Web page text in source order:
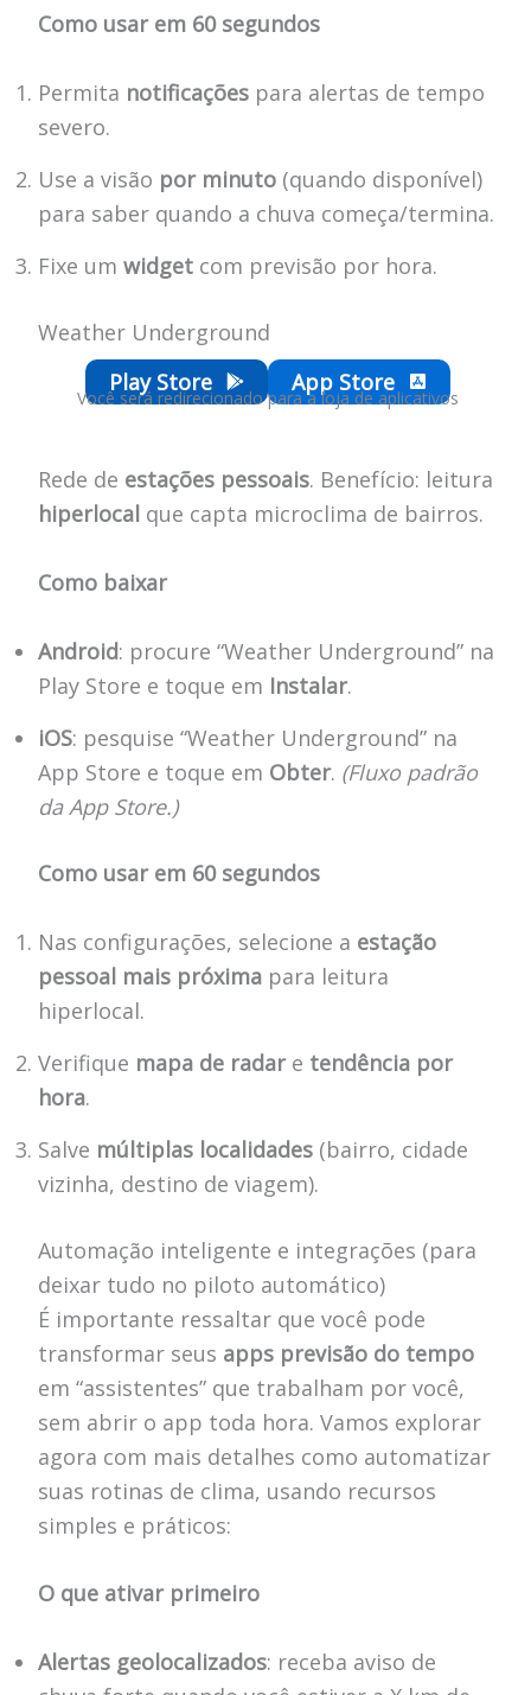
Como usar em 60 segundos
Permita notificaçõespara alertas de tempo
severo.
Use a visão por minuto(quando disponível)
para saber quando a chuva começa/termina.
Fixe um widgetcom previsão por hora.
Weather Underground
Play Store
App Store
Você será redirecionado para a loja de aplicativos
Rede de estações pessoais. Benefício: leitura
hiperlocalque capta microclima de bairros.
Como baixar
Android: procure “Weather Underground” na
Play Store e toque em Instalar.
iOS: pesquise “Weather Underground” na
App Store e toque em Obter. (Fluxo padrão
da App Store.)
Como usar em 60 segundos
Nas configurações, selecione a estação
pessoal mais próximapara leitura
hiperlocal.
Verifique mapa de radare tendência por
hora.
Salve múltiplas localidades(bairro, cidade
vizinha, destino de viagem).
Automação inteligente e integrações (para
deixar tudo no piloto automático)
É importante ressaltar que você pode
transformar seus apps previsão do tempo
em “assistentes” que trabalham por você,
sem abrir o app toda hora. Vamos explorar
agora com mais detalhes como automatizar
suas rotinas de clima, usando recursos
simples e práticos:
O que ativar primeiro
Alertas geolocalizados: receba aviso de